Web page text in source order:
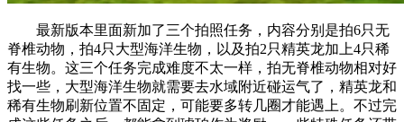
最新版本里面新加了三个拍照任务，内容分别是拍6只无
脊椎动物，拍4只大型海洋生物，以及拍2只精英龙加上4只稀
有生物。这三个任务完成难度不太一样，拍无脊椎动物相对好
找一些，大型海洋生物就需要去水域附近碰运气了，精英龙和
稀有生物刷新位置不固定，可能要多转几圈才能遇上。不过完